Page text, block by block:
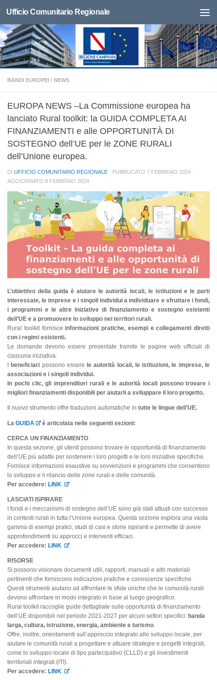
Ufficio Comunitario Regionale
BANDI EUROPEI / NEWS
EUROPA NEWS –La Commissione europea ha
lanciato Rural toolkit: la GUIDA COMPLETA AI
FINANZIAMENTI e alle OPPORTUNITÀ DI
SOSTEGNO dell’UE per le ZONE RURALI
dell’Unione europea.
DI UFFICIO COMUNITARIO REGIONALE · PUBBLICATO 7 FEBBRAIO 2024 ·
AGGIORNATO 8 FEBBRAIO 2024
L’obiettivo della guida è aiutare le autorità locali, le istituzioni e le parti
interessate, le imprese e i singoli individui a individuare e sfruttare i fondi,
i programmi e le altre iniziative di finanziamento e sostegno esistenti
dell’UE e a promuovere lo sviluppo nei territori rurali.
Rural toolkit fornisce informazioni pratiche, esempi e collegamenti diretti
con i regimi esistenti.
Le domande devono essere presentate tramite le pagine web ufficiali di
ciascuna iniziativa.
beneficiari possono essere le autorità locali, le istituzioni, le imprese, le
associazioni e i singoli individui.
In pochi clic, gli imprenditori rurali e le autorità locali possono trovare i
migliori finanziamenti disponibili per aiutarli a sviluppare il loro progetto.
Il nuovo strumento offre traduzioni automatiche in tutte le lingue dell’UE.
La GUIDA è articolata nelle seguenti sezioni:
CERCA UN FINANZIAMENTO
In questa sezione, gli utenti possono trovare le opportunità di finanziamento
dell’UE più adatte per sostenere i loro progetti e le loro iniziative specifiche.
Fornisce informazioni esaustive su sovvenzioni e programmi che consentono
lo sviluppo e il rilancio delle zone rurali e delle comunità.
Per accedere: LINK
LASCIATI ISPIRARE
I fondi e i meccanismi di sostegno dell’UE sono già stati attuati con successo
in contesti rurali in tutta l’Unione europea. Questa sezione esplora una vasta
gamma di esempi pratici, studi di casi e storie ispiranti e permette di avere
approfondimenti su approcci e interventi efficaci.
Per accedere: LINK
RISORSE
Si possono visionare documenti utili, rapporti, manuali e altri materiali
pertinenti che forniscono indicazioni pratiche e conoscenze specifiche.
Questi strumenti aiutano ad affrontare le sfide uniche che le comunità rurali
devono affrontare in modo integrato in base al luogo geografico.
Rural toolkit raccoglie guide dettagliate sulle opportunità di finanziamento
dell’UE disponibili nel periodo 2021-2027 per alcuni settori specifici: banda
larga, cultura, istruzione, energia, ambiente e turismo.
Offre, inoltre, orientamenti sull’approccio integrato allo sviluppo locale, per
aiutare le comunità rurali a progettare e attuare strategie e progetti integrati,
come lo sviluppo locale di tipo partecipativo (CLLD) e gli investimenti
territoriali integrati (ITI).
Per accedere: LINK